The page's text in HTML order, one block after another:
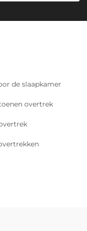
de slaapkamer
overtrek